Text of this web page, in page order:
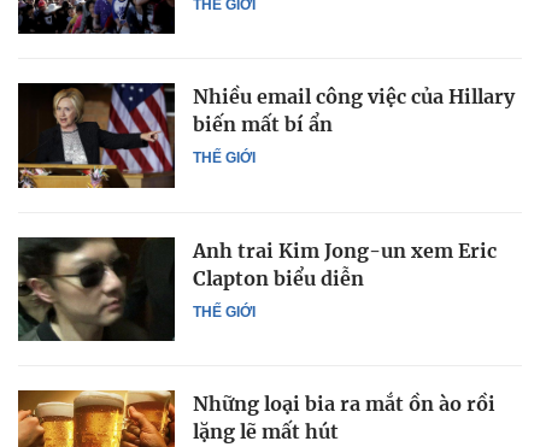
THẾ GIỚI
THẾ GIỚI
Nhiều email công việc của Hillary
biến mất bí ẩn
THẾ GIỚI
Anh trai Kim Jong-un xem Eric
Clapton biểu diễn
Những loại bia ra mắt ồn ào rồi
lặng lẽ mất hút